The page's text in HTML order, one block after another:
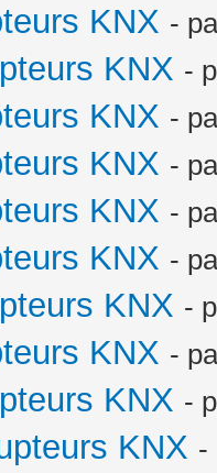
KNX -
KNX -
KNX -
KNX -
KNX -
KNX -
KNX -
KNX -
KNX -
KNX -